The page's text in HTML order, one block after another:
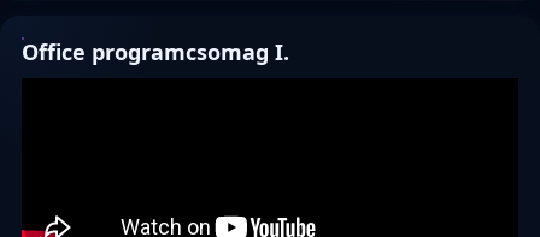
Office programcsomag I.